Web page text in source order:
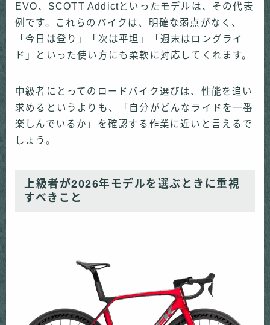
EVO、SCOTT Addictといったモデルは、その代表
例です。これらのバイクは、明確な弱点がなく、
「今日は登り」「次は平坦」「週末はロングライ
ド」といった使い方にも柔軟に対応してくれます。
中級者にとってのロードバイク選びは、性能を追い
求めるというよりも、「自分がどんなライドを一番
楽しんでいるか」を確認する作業に近いと言えるで
しょう。
上級者が2026年モデルを選ぶときに重視
すべきこと